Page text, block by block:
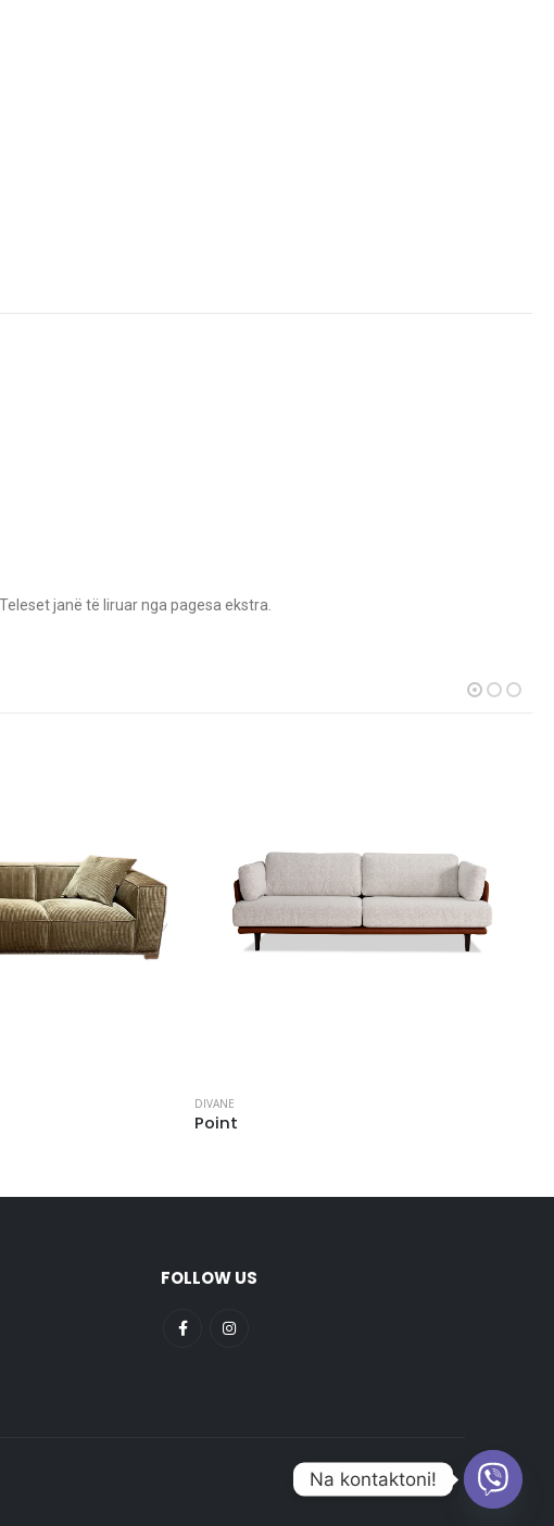
janë të liruar nga pagesa ekstra.
DIVANE
Point
FOLLOW US
Na kontaktoni!